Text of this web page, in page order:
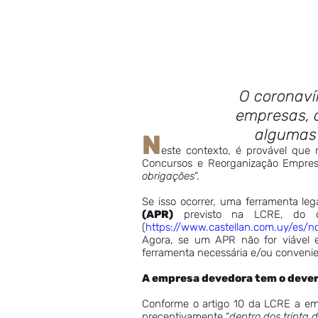
O
empresas,
Neste contexto, é provável
Concursos e Reorganização
obrigações”.
Se isso ocorrer, uma ferramenta
(APR) previsto na LCRE, do
(https://www.castellan.com.uy/es/
Agora, se um APR não for viável
ferramenta necessária e/ou
A empresa devedora tem o
Conforme o artigo 10 da LCRE a